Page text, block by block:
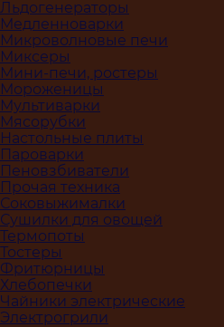
Льдогенераторы
Медленноварки
Микроволновые печи
Миксеры
Мини-печи, ростеры
Мороженицы
Мультиварки
Мясорубки
Настольные плиты
Пароварки
Пеновзбиватели
Прочая техника
Соковыжималки
Сушилки для овощей
Термопоты
Тостеры
Фритюрницы
Хлебопечки
Чайники электрические
Электрогрили